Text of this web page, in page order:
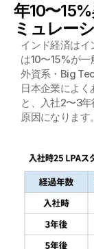
年10〜
ミュレー
インド経済はイ
は10〜15%が一
外資系・Big
日本企業によ
と、入社2〜3
原因になります。